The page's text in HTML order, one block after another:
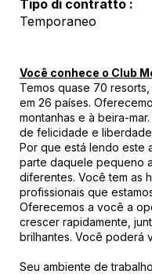
Tipo di contratto
Temporaneo
Você conhece o Club
Temos quase 70
em 26 países.
montanhas e à beira-
de felicidade e
Por que está lendo este
parte daquele pequeno
diferentes. Você tem as
profissionais que
Oferecemos a você a
crescer rapidamente,
brilhantes. Você poderá
Seu ambiente de trabalho